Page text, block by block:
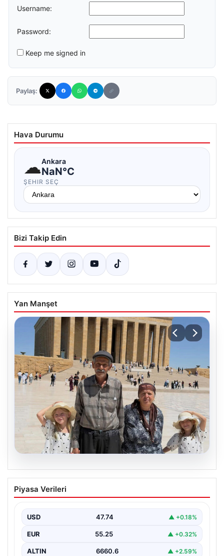
Username:
Password:
Keep me signed in
Paylaş:
Hava Durumu
☁Ankara
NaN°C
ŞEHIR SEÇ
Bizi Takip Edin
Yan Manşet
05.08.2026
Yıldırım ailesinin 34 yıllık mucizesi:
Anıtkabir hayali gerçek oldu
Zeynep Yıldırım (59), tam 34 yıl boyunca…
Piyasa Verileri
USD 47.74 ▲ +0.18%
EUR 55.25 ▲ +0.32%
ALTIN 6660.6 ▲ +2.59%